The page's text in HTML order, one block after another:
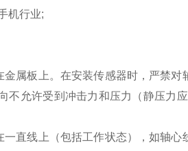
机行业;
属板上。在安装传感器时，严禁对
不允许受到冲击力和压力（静压力
直线上（包括工作状态），如轴心